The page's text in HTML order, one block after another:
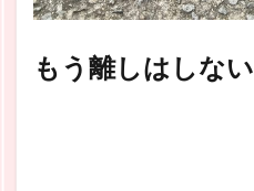
もう離しはしない